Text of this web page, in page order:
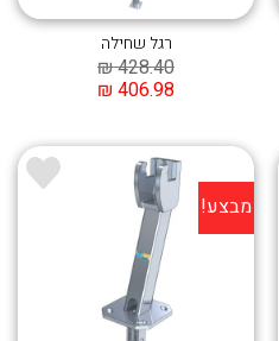
רגל שחילה
428.40
₪
406.98
₪
מבצע!